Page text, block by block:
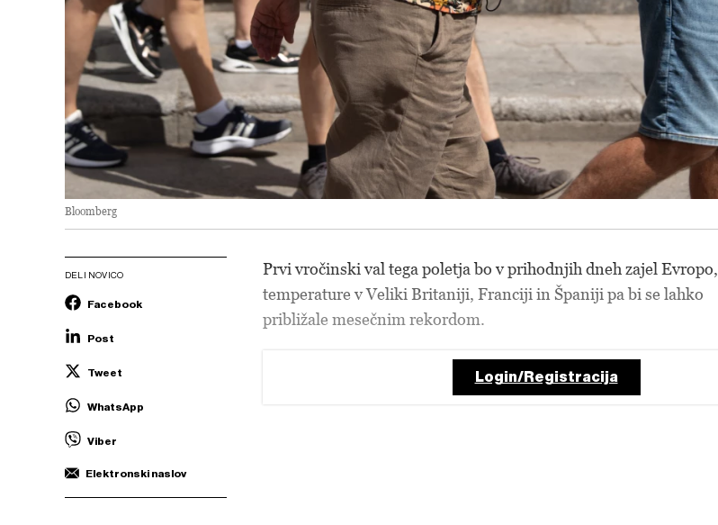
Bloomberg
DELI NOVICO
Facebook
Post
Tweet
WhatsApp
Viber
Elektronski naslov
Prvi vročinski val tega poletja bo v prihodnjih dneh zajel Evropo,
temperature v Veliki Britaniji, Franciji in Španiji pa bi se lahko
približale mesečnim rekordom.
Login/Registracija